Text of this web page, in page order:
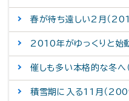
春が待ち遠しい2月（
2010年がゆっくりと始
催しも多い本格的な冬
積雪期に入る11月（